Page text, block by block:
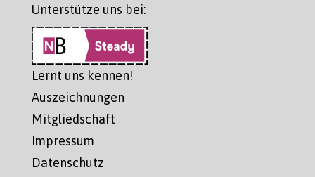
Unterstütze uns bei:
Lernt uns kennen!
Auszeichnungen
Mitgliedschaft
Impressum
Datenschutz